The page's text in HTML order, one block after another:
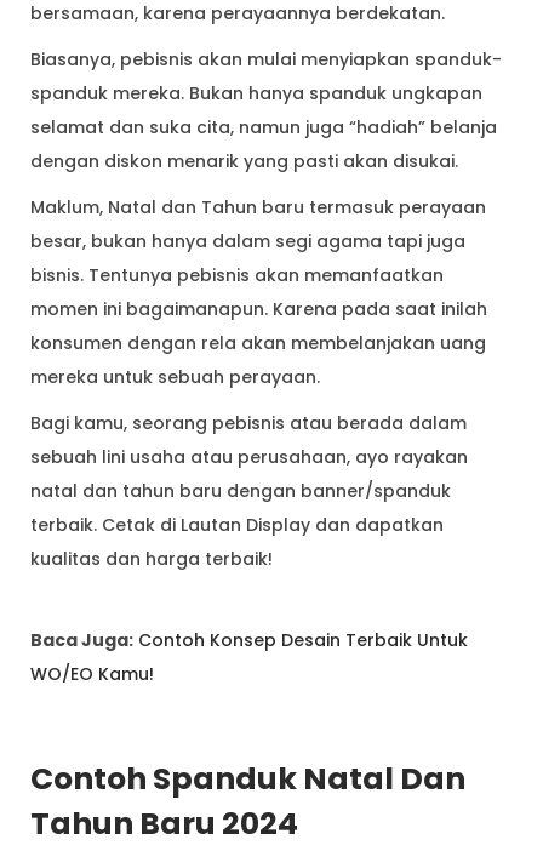
bersamaan, karena perayaannya berdekatan.
Biasanya, pebisnis akan mulai menyiapkan spanduk-
spanduk mereka. Bukan hanya spanduk ungkapan
selamat dan suka cita, namun juga “hadiah” belanja
dengan diskon menarik yang pasti akan disukai.
Maklum, Natal dan Tahun baru termasuk perayaan
besar, bukan hanya dalam segi agama tapi juga
bisnis. Tentunya pebisnis akan memanfaatkan
momen ini bagaimanapun. Karena pada saat inilah
konsumen dengan rela akan membelanjakan uang
mereka untuk sebuah perayaan.
Bagi kamu, seorang pebisnis atau berada dalam
sebuah lini usaha atau perusahaan, ayo rayakan
natal dan tahun baru dengan banner/spanduk
terbaik. Cetak di Lautan Display dan dapatkan
kualitas dan harga terbaik!
Baca Juga: Contoh Konsep Desain Terbaik Untuk
WO/EO Kamu!
Contoh Spanduk Natal Dan
Tahun Baru 2024